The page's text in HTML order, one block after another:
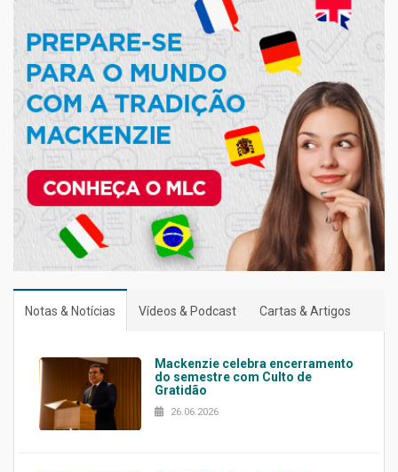
Notas & Notícias Vídeos & Podcast Cartas & Artigos
Mackenzie celebra encerramento
do semestre com Culto de
Gratidão
26.06.2026